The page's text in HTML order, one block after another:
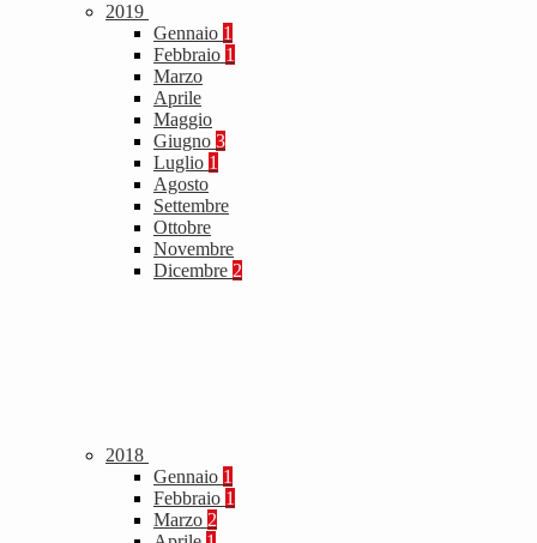
2019
Gennaio 1
Febbraio 1
Marzo
Aprile
Maggio
Giugno 3
Luglio 1
Agosto
Settembre
Ottobre
Novembre
Dicembre 2
2018
Gennaio 1
Febbraio 1
Marzo 2